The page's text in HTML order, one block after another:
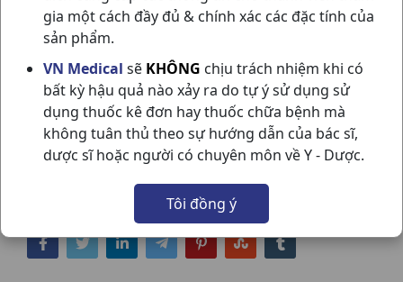
gia một cách đầy đủ & chính xác các đặc tính của
sản phẩm.
VN Medical sẽ KHÔNG chịu trách nhiệm khi có
bất kỳ hậu quả nào xảy ra do tự ý sử dụng sử
dụng thuốc kê đơn hay thuốc chữa bệnh mà
không tuân thủ theo sự hướng dẫn của bác sĩ,
dược sĩ hoặc người có chuyên môn về Y - Dược.
Tôi đồng ý
TERPIN-DEXTROMETHORPHAN
H10VI10VNA H.TĨNH
NSX:H.tĩnh
Nhóm hàng:
Hô Hấp,
Chia sẻ qua mạng xã hội: